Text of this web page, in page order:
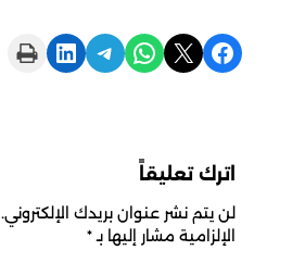
Share on Facebook
Share on X
Share on WhatsApp
Share on Telegram
Share on LinkedIn
Print this Page
اترك تعليقاً
لن يتم نشر عنوان بريدك الإلكتروني.
الإلزامية مشار إليها بـ*